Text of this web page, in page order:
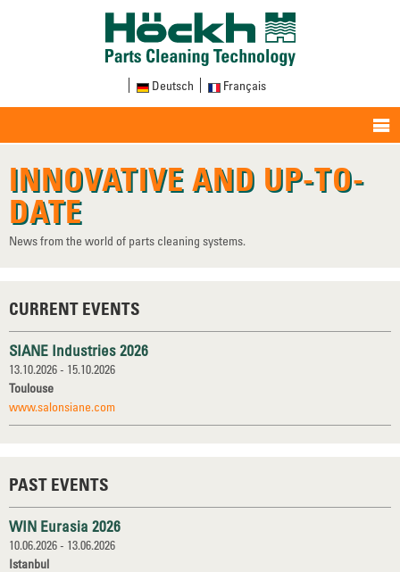
Deutsch Français
INNOVATIVE AND UP-TO-
DATE
News from the world of parts cleaning systems.
CURRENT EVENTS
SIANE Industries 2026
13.10.2026 - 15.10.2026
Toulouse
www.salonsiane.com
PAST EVENTS
WIN Eurasia 2026
10.06.2026 - 13.06.2026
Istanbul